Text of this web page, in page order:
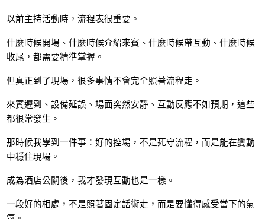
以前主持活動時，流程表很重要。
什麼時候開場、什麼時候介紹來賓、什麼時候帶互動、什麼時候
收尾，都需要精準掌握。
但真正到了現場，很多事情不會完全照著流程走。
來賓遲到、設備延誤、場面突然安靜、互動反應不如預期，這些
都很常發生。
那時候我學到一件事：好的控場，不是死守流程，而是能在變動
中穩住現場。
成為酒店公關後，我才發現互動也是一樣。
一段好的相處，不是照著固定話術走，而是要懂得感受當下的氣